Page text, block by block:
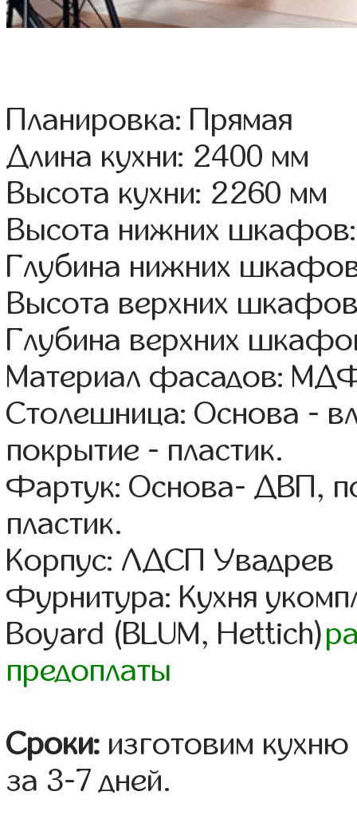
Планировка: Прямая
Длина кухни: 2400 мм
Высота кухни: 2260 мм
Высота нижних
Глубина нижних
Высота верхних
Глубина верхних
Материал фасадов:
Столешница: Основа -
покрытие - пластик.
Фартук: Основа- ДВП,
пластик.
Корпус: ЛДСП Увадрев
Фурнитура: Кухня
Boyard (BLUM, Hettich)
предоплаты
Сроки: изготовим
за 3-7 дней.